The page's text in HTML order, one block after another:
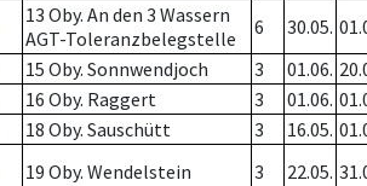
13 Oby. An den 3 Wassern
AGT-Toleranzbelegstelle
6 30.05.
15 Oby. Sonnwendjoch 3 01.06.
16 Oby. Raggert 3 01.06.
18 Oby. Sauschütt 3 16.05.
19 Oby. Wendelstein 3 22.05.